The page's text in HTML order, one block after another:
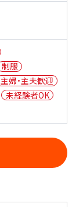
制服
主婦・主夫歓迎
未経験者OK